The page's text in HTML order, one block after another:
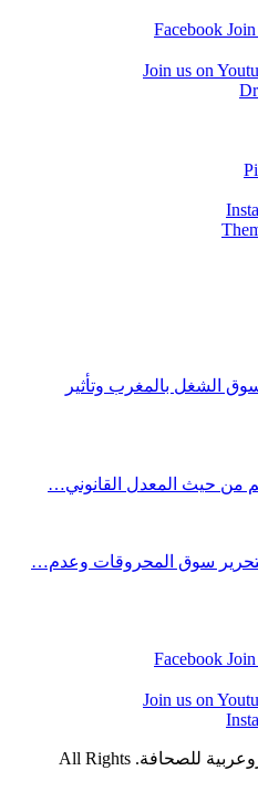
Join us on
الشغل بالمغرب وتأثير
من حيث المعدل القانوني…
لتحرير سوق المحروقات وعدم…
Join us on
© 2026 - جريدة بريس ميديا الأوروعربية للصحافة. All Rights